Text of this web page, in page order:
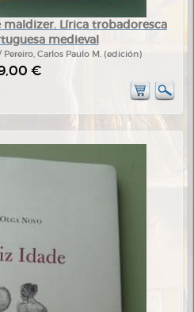
maldizer. Lírica trobadoresca
medieval
Pereiro, Carlos Paulo M. (edición)
€